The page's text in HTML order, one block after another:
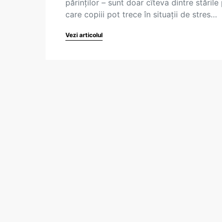
părinților – sunt doar cîteva dintre stările
care copiii pot trece în situații de stres…
Vezi articolul